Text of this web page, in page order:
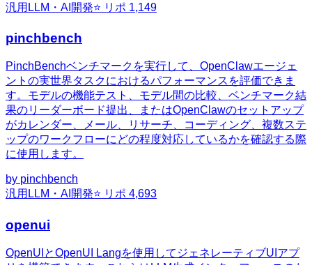
汎用 LLM・AI開発⭐ リポ 1,149
pinchbench
PinchBenchベンチマークを実行して、OpenClawエージェ
ントの実世界タスクにおけるパフォーマンスを評価できま
す。モデルの機能テスト、モデル間の比較、ベンチマーク結
果のリーダーボード提出、またはOpenClawのセットアップ
がカレンダー、メール、リサーチ、コーディング、複数ステ
ップのワークフローにどの程度対応しているかを確認する際
に使用します。
by pinchbench
汎用 LLM・AI開発⭐ リポ 4,693
openui
OpenUIとOpenUI Langを使用してジェネレーティブUIアプ